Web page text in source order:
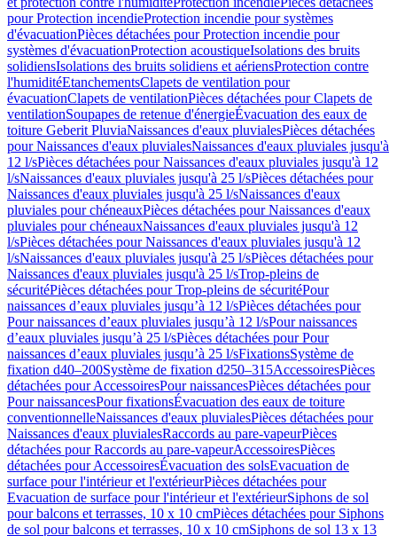
pour Protection incendieProtection incendie pour systèmes
d'évacuationPièces détachées pour Protection incendie pour
systèmes d'évacuationProtection acoustiqueIsolations des bruits
solidiensIsolations des bruits solidiens et aériensProtection contre
l'humiditéEtanchementsClapets de ventilation pour
évacuationClapets de ventilationPièces détachées pour Clapets de
ventilationSoupapes de retenue d'énergieÉvacuation des eaux de
toiture Geberit PluviaNaissances d'eaux pluvialesPièces détachées
pour Naissances d'eaux pluvialesNaissances d'eaux pluviales jusqu'à
12 l/sPièces détachées pour Naissances d'eaux pluviales jusqu'à 12
l/sNaissances d'eaux pluviales jusqu'à 25 l/sPièces détachées pour
Naissances d'eaux pluviales jusqu'à 25 l/sNaissances d'eaux
pluviales pour chéneauxPièces détachées pour Naissances d'eaux
pluviales pour chéneauxNaissances d'eaux pluviales jusqu'à 12
l/sPièces détachées pour Naissances d'eaux pluviales jusqu'à 12
l/sNaissances d'eaux pluviales jusqu'à 25 l/sPièces détachées pour
Naissances d'eaux pluviales jusqu'à 25 l/sTrop-pleins de
sécuritéPièces détachées pour Trop-pleins de sécuritéPour
naissances d’eaux pluviales jusqu’à 12 l/sPièces détachées pour
Pour naissances d’eaux pluviales jusqu’à 12 l/sPour naissances
d’eaux pluviales jusqu’à 25 l/sPièces détachées pour Pour
naissances d’eaux pluviales jusqu’à 25 l/sFixationsSystème de
fixation d40–200Système de fixation d250–315AccessoiresPièces
détachées pour AccessoiresPour naissancesPièces détachées pour
Pour naissancesPour fixationsÉvacuation des eaux de toiture
conventionnelleNaissances d'eaux pluvialesPièces détachées pour
Naissances d'eaux pluvialesRaccords au pare-vapeurPièces
détachées pour Raccords au pare-vapeurAccessoiresPièces
détachées pour AccessoiresÉvacuation des solsEvacuation de
surface pour l'intérieur et l'extérieurPièces détachées pour
Evacuation de surface pour l'intérieur et l'extérieurSiphons de sol
pour balcons et terrasses, 10 x 10 cmPièces détachées pour Siphons
de sol pour balcons et terrasses, 10 x 10 cmSiphons de sol 13 x 13